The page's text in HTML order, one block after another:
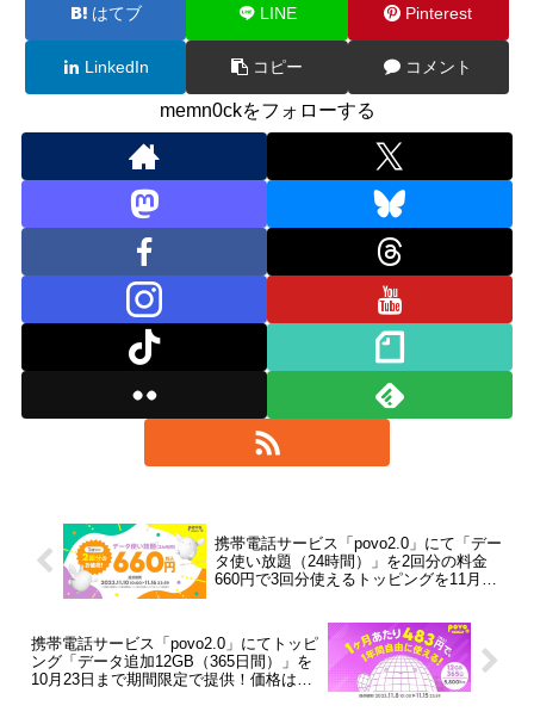
はてブ LINE Pinterest
LinkedIn コピー コメント
memn0ckをフォローする
携帯電話サービス「povo2.0」にて「デー
タ使い放題（24時間）」を2回分の料金
660円で3回分使えるトッピングを11月16
携帯電話サービス「povo2.0」にてトッピ
ング「データ追加12GB（365日間）」を
10月23日まで期間限定で提供！価格は